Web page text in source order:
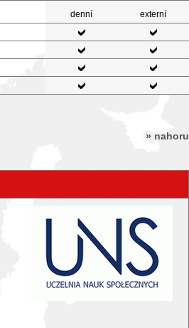
denní externí
» nahoru